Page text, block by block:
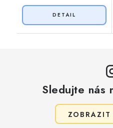
Sledujte nás
ZOBRAZIT